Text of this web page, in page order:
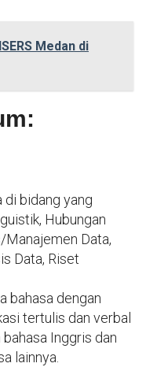
Medan di
di bidang yang
Hubungan
Manajemen Data,
Data, Riset
bahasa dengan
tertulis dan verbal
Inggris dan
lainnya.